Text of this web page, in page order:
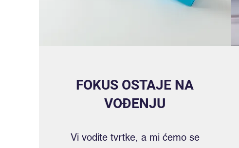
FOKUS OSTAJE NA
VOĐENJU
Vi vodite tvrtke, a mi ćemo se